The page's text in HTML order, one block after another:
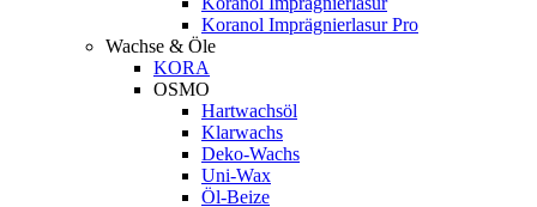
Koranol Imprägnierlasur Pro
Wachse & Öle
KORA
OSMO
Hartwachsöl
Klarwachs
Deko-Wachs
Uni-Wax
Öl-Beize